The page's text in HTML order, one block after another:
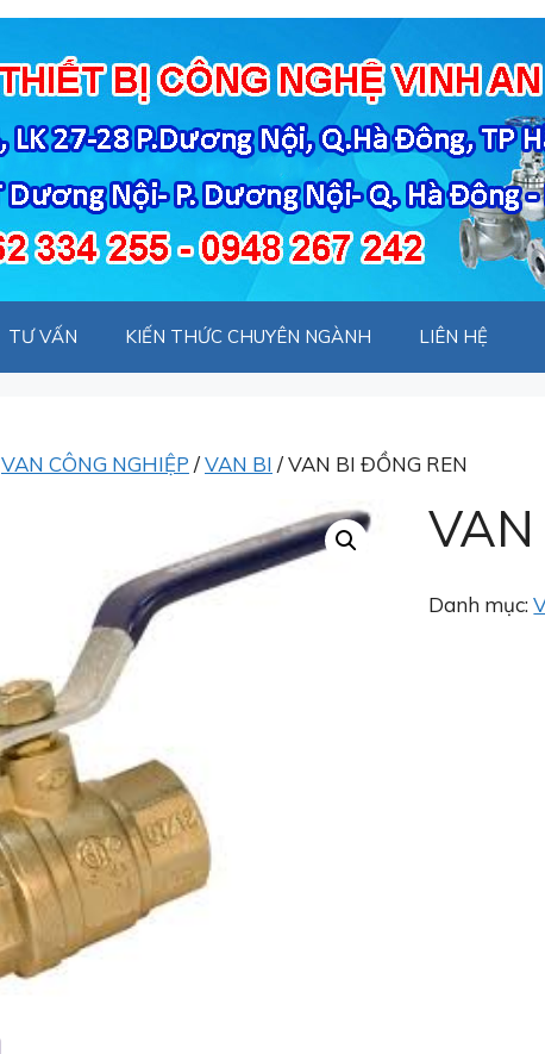
TƯ VẤN KIẾN THỨC CHUYÊN NGÀNH LIÊN HỆ
VAN CÔNG NGHIỆP /VAN BI / VAN BI ĐỒNG REN
Danh mục: